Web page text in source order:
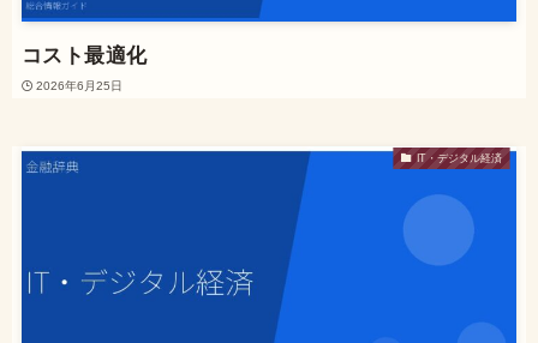
コスト最適化
2026年6月25日
IT・デジタル経済